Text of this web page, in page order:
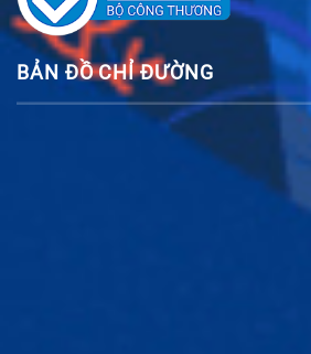
BẢN ĐỒ CHỈ ĐƯỜNG